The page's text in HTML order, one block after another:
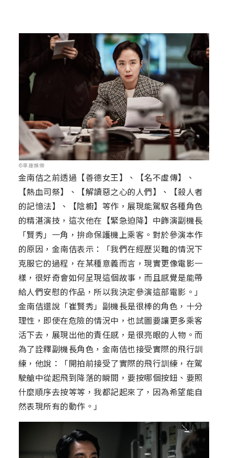
©車庫娛樂
金南佶之前透過【善德女王】、【名不虛傳】、
【熱血司祭】、【解讀惡之心的人們】、【殺人者
的記憶法】、【陰櫥】等作，展現能駕馭各種角色
的精湛演技，這次他在【緊急迫降】中飾演副機長
「賢秀」一角，拚命保護機上乘客。對於參演本作
的原因，金南佶表示：「我們在經歷災難的情況下
克服它的過程，在某種意義而言，現實更像電影一
樣，很好奇會如何呈現這個故事，而且感覺是能帶
給人們安慰的作品，所以我決定參演這部電影。」
金南佶還說「崔賢秀」副機長是很棒的角色，十分
理性，即使在危險的情況中，也試圖要讓更多乘客
活下去，展現出他的責任感，是很亮眼的人物。而
為了詮釋副機長角色，金南佶也接受實際的飛行訓
練，他說：「開拍前接受了實際的飛行訓練，在駕
駛艙中從起飛到降落的瞬間，要按哪個按鈕、要照
什麼順序去按等等，我都記起來了，因為希望能自
然表現所有的動作。」